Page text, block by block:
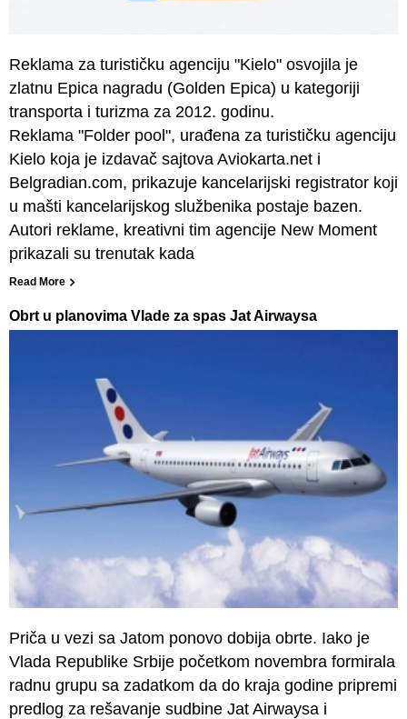
Reklama za turističku agenciju "Kielo" osvojila je
zlatnu Epica nagradu (Golden Epica) u kategoriji
transporta i turizma za 2012. godinu.
Reklama "Folder pool", urađena za turističku agenciju
Kielo koja je izdavač sajtova Aviokarta.net i
Belgradian.com, prikazuje kancelarijski registrator koji
u mašti kancelarijskog službenika postaje bazen.
Autori reklame, kreativni tim agencije New Moment
prikazali su trenutak kada
Read More
Obrt u planovima Vlade za spas Jat Airwaysa
Priča u vezi sa Jatom ponovo dobija obrte. Iako je
Vlada Republike Srbije početkom novembra formirala
radnu grupu sa zadatkom da do kraja godine pripremi
predlog za rešavanje sudbine Jat Airwaysa i